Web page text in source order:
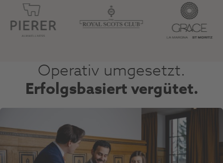
Operativ umgesetzt.
Erfolgsbasiert vergütet.